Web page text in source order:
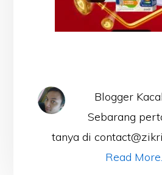
Blogger
Sebarang
tanya di
Read